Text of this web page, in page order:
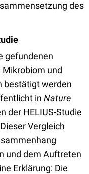
des
gefundenen
und
bestätigt werden
in Nature
der HELIUS-Studie
Vergleich
und dem Auftreten
Erklärung: Die